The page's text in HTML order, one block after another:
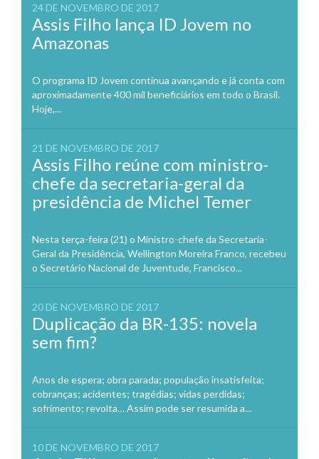
24 DE NOVEMBRO DE 2017
Assis Filho lança ID Jovem no
Amazonas
O programa ID Jovem continua avançando e já conta com
aproximadamente 400 mil beneficiários em todo o Brasil.
Hoje,...
21 DE NOVEMBRO DE 2017
Assis Filho reúne com ministro-
chefe da secretaria-geral da
presidência de Michel Temer
Nesta terça-feira (21) o Ministro-chefe da Secretaria-
Geral da Presidência, Wellington Moreira Franco, recebeu
o Secretário Nacional de Juventude, Francisco...
20 DE NOVEMBRO DE 2017
Duplicação da BR-135: novela
sem fim?
Anos de espera; obra parada; população insatisfeita;
cobranças; acidentes; tragédias; vidas perdidas;
sofrimento; revolta… Assim pode ser resumida a...
10 DE NOVEMBRO DE 2017